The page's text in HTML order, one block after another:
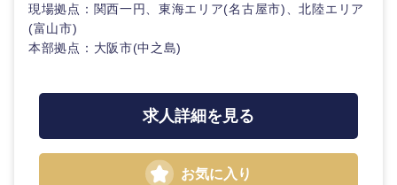
現場拠点：関西一円、東海エリア(名古屋市)、北陸エリア
(富山市)
本部拠点：大阪市(中之島)
求人詳細を見る
お気に入り